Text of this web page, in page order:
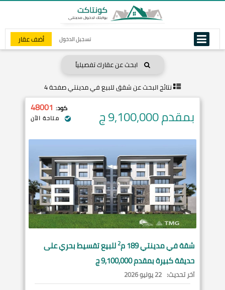
تسجيل الدخول أضف عقار
ابحث عن عقارك تفصيلياً
نتائج البحث عنشقق للبيع في مدينتي صفحة 4
بمقدم 9,100,000 ج كود: 48001
متاحة الآن
شقة فيمدينتي189 م 2للبيع تقسيط بحري على
حديقة كبيرة بمقدم 9,100,000 ج
آخر تحديث: 22 يوليو 2026